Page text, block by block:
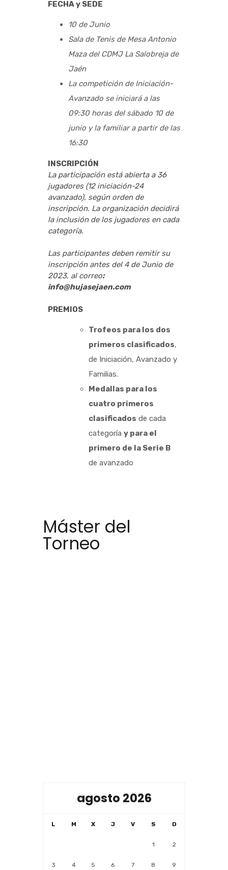
FECHA y SEDE
10 de Junio
Sala de Tenis de Mesa Antonio
Maza del CDMJ La Salobreja de
Jaén
La competición de Iniciación-
Avanzado se iniciará a las
09:30 horas del sábado 10 de
junio y la familiar a partir de las
16:30
INSCRIPCIÓN
La participación está abierta a 36
jugadores (12 iniciación-24
avanzado), según orden de
inscripción. La organización decidirá
la inclusión de los jugadores en cada
categoría.
Las participantes deben remitir su
inscripción antes del 4 de Junio de
2023, al correo:
info@hujasejaen.com
PREMIOS
Trofeos para los dos
primeros clasificados,
de Iniciación, Avanzado y
Familias.
Medallas para los
cuatro primeros
clasificados de cada
categoría y para el
primero de la Serie B
de avanzado
Máster del
Torneo
agosto 2026
L M X J V S D
1 2
3 4 5 6 7 8 9